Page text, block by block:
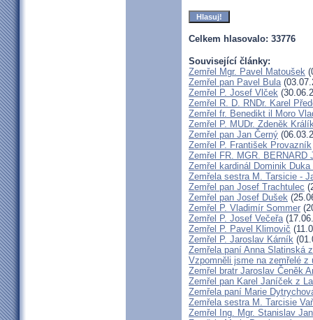
Celkem hlasovalo: 33776
Související články:
Zemřel Mgr. Pavel Matoušek
Zemřel pan Pavel Bula
Zemřel P. Josef Vlček
Zemřel R. D. RNDr. Karel
Zemřel fr. Benedikt il Moro
Zemřel P. MUDr. Zdeněk
Zemřel pan Jan Černý
Zemřel P. František Provazník
Zemřel FR. MGR. BERNARD
Zemřel kardinál Dominik Duka
Zemřela sestra M. Tarsicie -
Zemřel pan Josef Trachtulec
Zemřel pan Josef Dušek
Zemřel P. Vladimír Sommer
Zemřel P. Josef Večeřa
Zemřel P. Pavel Klimovič
Zemřel P. Jaroslav Kárník
Zemřela paní Anna Slatinská
Vzpomněli jsme na zemřelé
Zemřel bratr Jaroslav Čeněk
Zemřel pan Karel Janíček z
Zemřela paní Marie
Zemřela sestra M. Tarcisie
Zemřel Ing. Mgr. Stanislav